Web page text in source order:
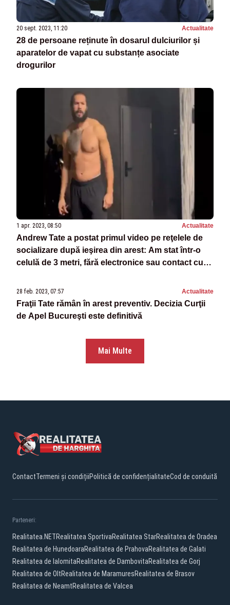
20 sept. 2023, 11:20 Actualitate
28 de persoane reținute în dosarul dulciurilor și
aparatelor de vapat cu substanțe asociate
drogurilor
1 apr. 2023, 08:50 Actualitate
Andrew Tate a postat primul video pe reţelele de
socializare după ieşirea din arest: Am stat într-o
celulă de 3 metri, fără electronice sau contact cu
28 feb. 2023, 07:57 Actualitate
Fraţii Tate rămân în arest preventiv. Decizia Curţii
de Apel Bucureşti este definitivă
Mai Multe
ContactTermeni și condițiiPolitică de confidențialitateCod de conduită
Parteneri:
Realitatea.NETRealitatea SportivaRealitatea StarRealitatea de Oradea
Realitatea de HunedoaraRealitatea de PrahovaRealitatea de Galati
Realitatea de IalomitaRealitatea de DambovitaRealitatea de Gorj
Realitatea de OltRealitatea de MaramuresRealitatea de Brasov
Realitatea de NeamtRealitatea de Valcea